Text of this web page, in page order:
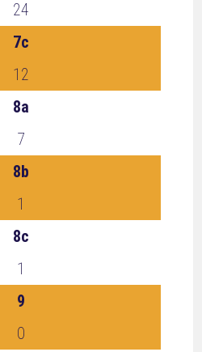
24
7c
12
8a
7
8b
1
8c
1
9
0